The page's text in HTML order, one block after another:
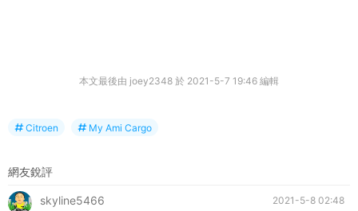
本文最後由 joey2348 於 2021-5-7 19:46 編輯
Citroen My Ami Cargo
網友銳評
2021-5-8 02:48
skyline5466